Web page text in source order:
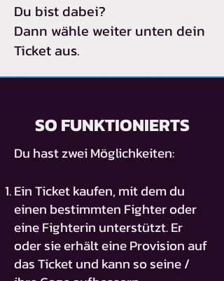
Du bist dabei?
Dann wähle weiter unten dein
Ticket aus.
SO FUNKTIONIERTS
Du hast zwei Möglichkeiten:
Ein Ticket kaufen, mit dem du
einen bestimmten Fighter oder
eine Fighterin unterstützt. Er
oder sie erhält eine Provision auf
das Ticket und kann so seine /